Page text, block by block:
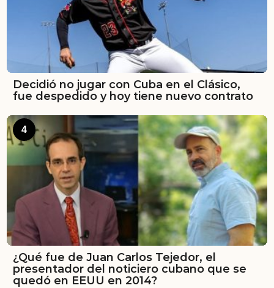
Decidió no jugar con Cuba en el Clásico,
fue despedido y hoy tiene nuevo contrato
4
¿Qué fue de Juan Carlos Tejedor, el
presentador del noticiero cubano que se
quedó en EEUU en 2014?